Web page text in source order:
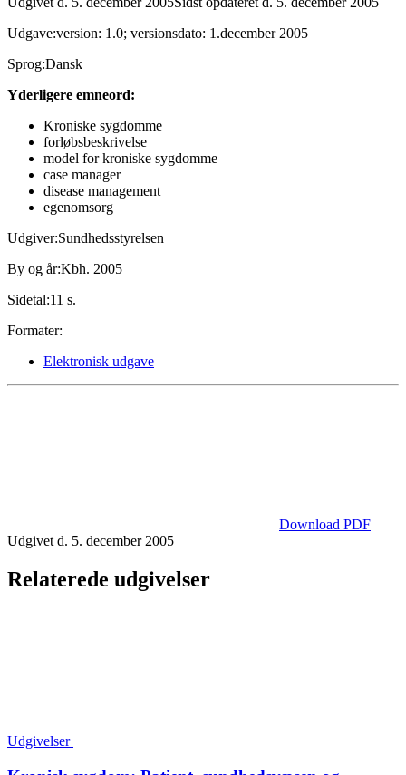
Udgave:version: 1.0; versionsdato: 1.december 2005
Sprog:Dansk
Yderligere emneord:
Kroniske sygdomme
forløbsbeskrivelse
model for kroniske sygdomme
case manager
disease management
egenomsorg
Udgiver:Sundhedsstyrelsen
By og år:Kbh. 2005
Sidetal:11 s.
Formater:
Elektronisk udgave
Download PDF
Udgivet d. 5. december 2005
Relaterede udgivelser
Udgivelser